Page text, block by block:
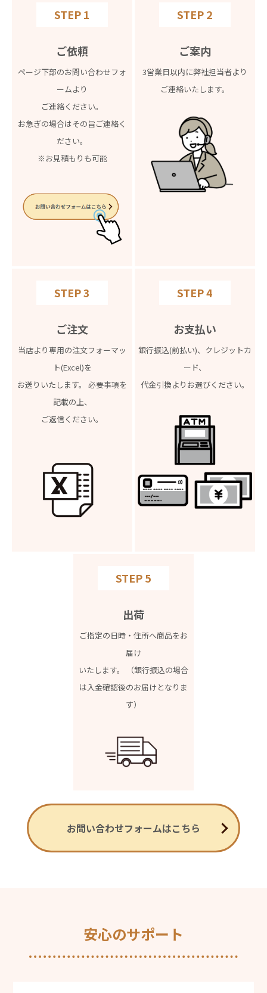
STEP 1
ご依頼
ページ下部のお問い合わせフォ
ームより
ご連絡ください。
お急ぎの場合はその旨ご連絡く
ださい。
※お見積もりも可能
STEP 2
ご案内
3営業日以内に弊社担当者より
ご連絡いたします。
STEP 3
ご注文
当店より専用の注文フォーマッ
ト(Excel)を
お送りいたします。 必要事項を
記載の上、
ご返信ください。
STEP 4
お支払い
銀行振込(前払い)、クレジットカ
ード、
代金引換よりお選びください。
STEP 5
出荷
ご指定の日時・住所へ商品をお
届け
いたします。 （銀行振込の場合
は入金確認後のお届けとなりま
す）
お問い合わせフォームはこちら
安心のサポート